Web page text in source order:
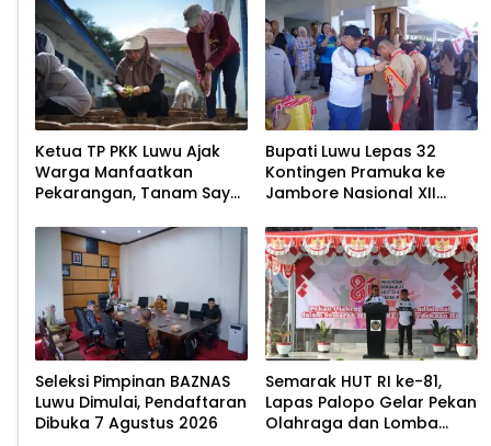
Ketua TP PKK Luwu Ajak
Warga Manfaatkan
Pekarangan, Tanam Sayur
Bupati Luwu Lepas 32
Kontingen Pramuka ke
Jambore Nasional XII
Seleksi Pimpinan BAZNAS
Luwu Dimulai, Pendaftaran
Dibuka 7 Agustus 2026
Semarak HUT RI ke-81,
Lapas Palopo Gelar Pekan
Olahraga dan Lomba